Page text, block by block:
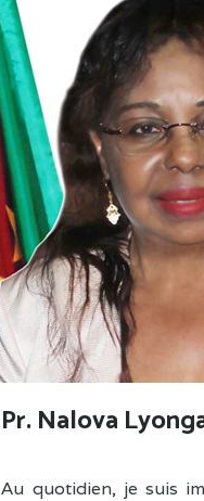
Pr. Nalova
Au quotidien, je suis